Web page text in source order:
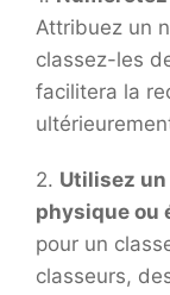
Attribuez un
classez-les
facilitera la
2. Utilisez
physique ou
pour un
classeurs,